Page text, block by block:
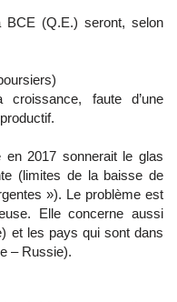
(Q.E.) seront, selon
faute d’une
en 2017 sonnerait le glas
(limites de la baisse de
»). Le problème est
Elle concerne aussi
et les pays qui sont dans
– Russie).